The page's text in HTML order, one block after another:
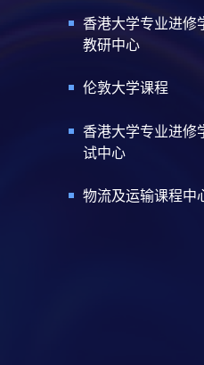
香港大学专业进修
教研中心
伦敦大学课程
香港大学专业进修
试中心
物流及运输课程中